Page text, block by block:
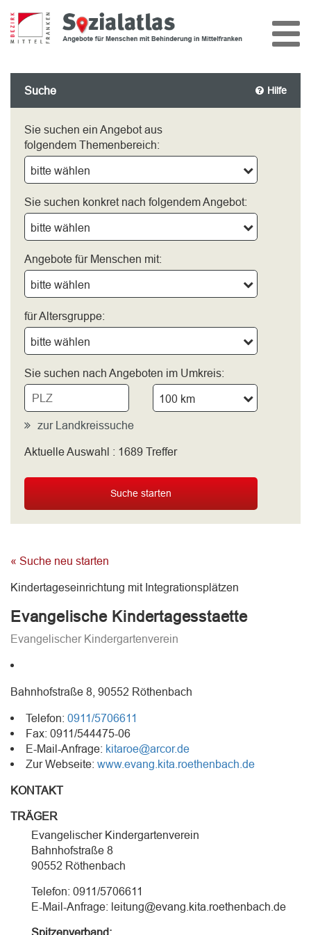
Suche Hilfe
Sie suchen ein Angebot aus
folgendem Themenbereich:
bitte wählen
Sie suchen konkret nach folgendem Angebot:
bitte wählen
Angebote für Menschen mit:
bitte wählen
für Altersgruppe:
bitte wählen
Sie suchen nach Angeboten im Umkreis:
100 km
zur Landkreissuche
bitte wählen
Aktuelle Auswahl : 1689 Treffer
Suche starten
« Suche neu starten
Kindertageseinrichtung mit Integrationsplätzen
Evangelische Kindertagesstaette
Evangelischer Kindergartenverein
Bahnhofstraße 8, 90552 Röthenbach
Telefon: 0911/5706611
Fax: 0911/544475-06
E-Mail-Anfrage: kitaroe@arcor.de
Zur Webseite: www.evang.kita.roethenbach.de
KONTAKT
TRÄGER
Evangelischer Kindergartenverein
Bahnhofstraße 8
90552 Röthenbach
Telefon: 0911/5706611
E-Mail-Anfrage: leitung@evang.kita.roethenbach.de
Spitzenverband: